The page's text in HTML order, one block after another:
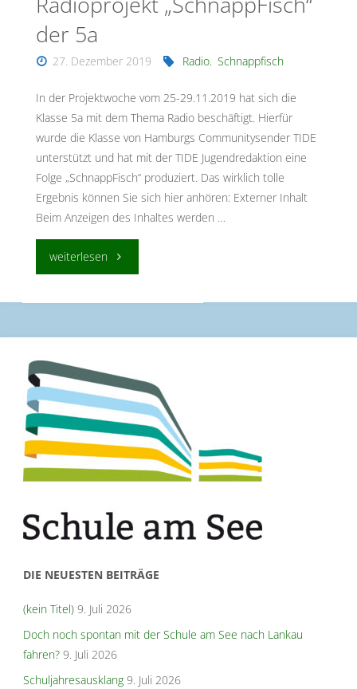
der 5a
27. Dezember 2019 Radio, Schnappfisch
In der Projektwoche vom 25-29.11.2019 hat sich die
Klasse 5a mit dem Thema Radio beschäftigt. Hierfür
wurde die Klasse von Hamburgs Communitysender TIDE
unterstützt und hat mit der TIDE Jugendredaktion eine
Folge „SchnappFisch“ produziert. Das wirklich tolle
Ergebnis können Sie sich hier anhören: Externer Inhalt
Beim Anzeigen des Inhaltes werden …
weiterlesen "Radioprojekt
DIE NEUESTEN BEITRÄGE
(kein Titel) 9. Juli 2026
Doch noch spontan mit der Schule am See nach Lankau
fahren? 9. Juli 2026
Schuljahresausklang 9. Juli 2026